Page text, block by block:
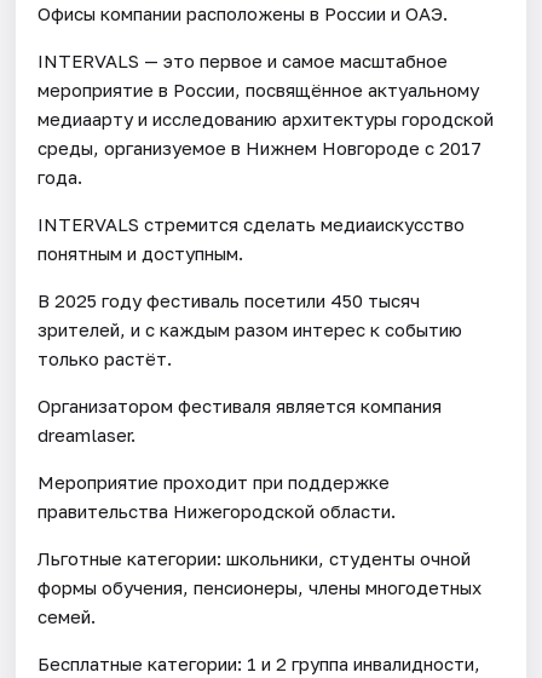
Офисы компании расположены в России и ОАЭ.
INTERVALS — это первое и самое масштабное
мероприятие в России, посвящённое актуальному
медиаарту и исследованию архитектуры городской
среды, организуемое в Нижнем Новгороде с 2017
года.
INTERVALS стремится сделать медиаискусство
понятным и доступным.
В 2025 году фестиваль посетили 450 тысяч
зрителей, и с каждым разом интерес к событию
только растёт.
Организатором фестиваля является компания
dreamlaser.
Мероприятие проходит при поддержке
правительства Нижегородской области.
Льготные категории: школьники, студенты очной
формы обучения, пенсионеры, члены многодетных
семей.
Бесплатные категории: 1 и 2 группа инвалидности,